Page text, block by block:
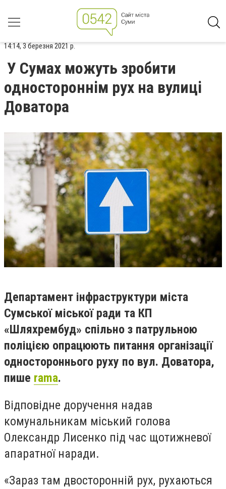
14:14, 3 березня 2021 р.
У Сумах можуть зробити
одностороннім рух на вулиці
Доватора
Департамент інфраструктури міста
Сумської міської ради та КП
«Шляхрембуд» спільно з патрульною
поліцією опрацюють питання організації
одностороннього руху по вул. Доватора,
пише rama.
Відповідне доручення надав
комунальникам міський голова
Олександр Лисенко під час щотижневої
апаратної наради.
«Зараз там двосторонній рух, рухаються